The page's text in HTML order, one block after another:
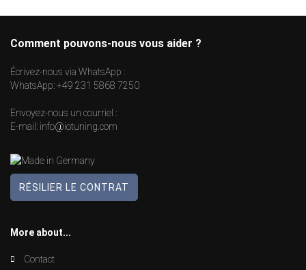
Comment pouvons-nous vous aider ?
Écrivez-nous via WhatsApp :
WhatsApp:+49 231 5868 7250
Envoyez-nous un courriel :
E-mail: info@iotuning.com
RÉSILIER LE CONTRAT
More about...
Contact